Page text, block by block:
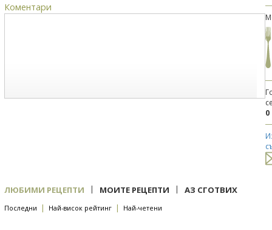
Коментари
0
ЛЮБИМИ РЕЦЕПТИ | МОИТЕ РЕЦЕПТИ | АЗ СГОТВИХ
Последни | Най-висок рейтинг | Най-четени